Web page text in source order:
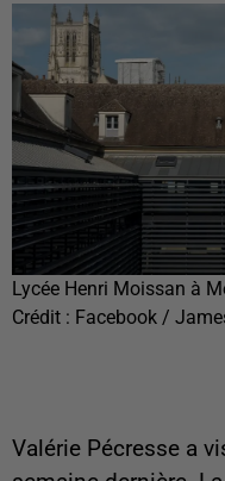
Lycée Henri Moissan à
Crédit : Facebook /
Valérie Pécresse a